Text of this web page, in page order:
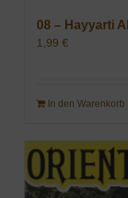
08 – Hayyarti
1,99 €
In den Warenkorb